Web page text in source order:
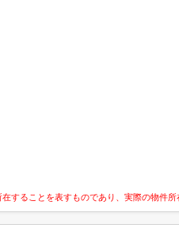
することを表すものであり、実際の物件所